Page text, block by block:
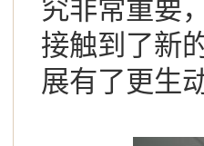
究非常重要
接触到了新
展有了更生